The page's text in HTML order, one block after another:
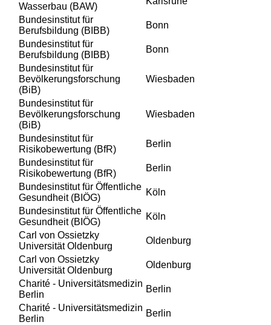
Wasserbau (BAW)
Bundesinstitut für
Berufsbildung (BIBB)
Bonn
Bundesinstitut für
Berufsbildung (BIBB)
Bonn
Bundesinstitut für
Bevölkerungsforschung
(BiB)
Wiesbaden
Bundesinstitut für
Bevölkerungsforschung
(BiB)
Wiesbaden
Bundesinstitut für
Risikobewertung (BfR)
Berlin
Bundesinstitut für
Risikobewertung (BfR)
Berlin
Bundesinstitut für Öffentliche
Gesundheit (BIÖG)
Köln
Bundesinstitut für Öffentliche
Gesundheit (BIÖG)
Köln
Carl von Ossietzky
Universität Oldenburg
Oldenburg
Carl von Ossietzky
Universität Oldenburg
Oldenburg
Charité - Universitätsmedizin
Berlin
Berlin
Charité - Universitätsmedizin
Berlin
Berlin